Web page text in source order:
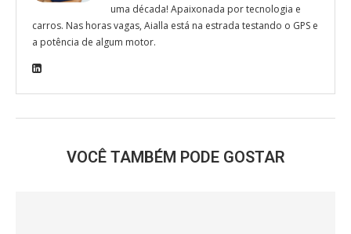
uma década! Apaixonada por tecnologia e
carros. Nas horas vagas, Aialla está na estrada testando o GPS e
a potência de algum motor.
VOCÊ TAMBÉM PODE GOSTAR